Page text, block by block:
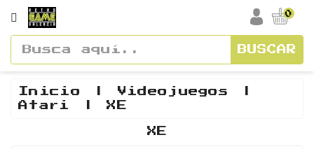
CATEGORÍA
Cajas
Y
0
BUSCAR
Inicio
Videojuegos
Atari
XE
XE